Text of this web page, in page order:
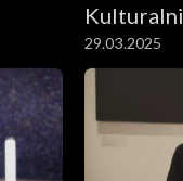
Kulturalni
29.03.2025